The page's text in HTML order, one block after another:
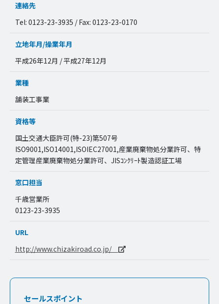
連絡先
Tel: 0123-23-3935 / Fax: 0123-23-0170
立地年月/操業年月
平成26年12月 / 平成27年12月
業種
舗装工事業
資格等
国土交通大臣許可(特-23)第507号
ISO9001,ISO14001,ISOIEC27001,産業廃棄物処分業許可、特
定管理産業廃棄物処分業許可、JISｺﾝｸﾘｰﾄ製造認証工場
窓口担当
千歳営業所
0123-23-3935
URL
http://www.chizakiroad.co.jp/
セールスポイント